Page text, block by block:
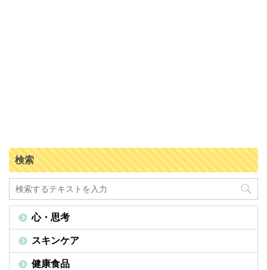
検索
心・思考
スキンケア
健康食品